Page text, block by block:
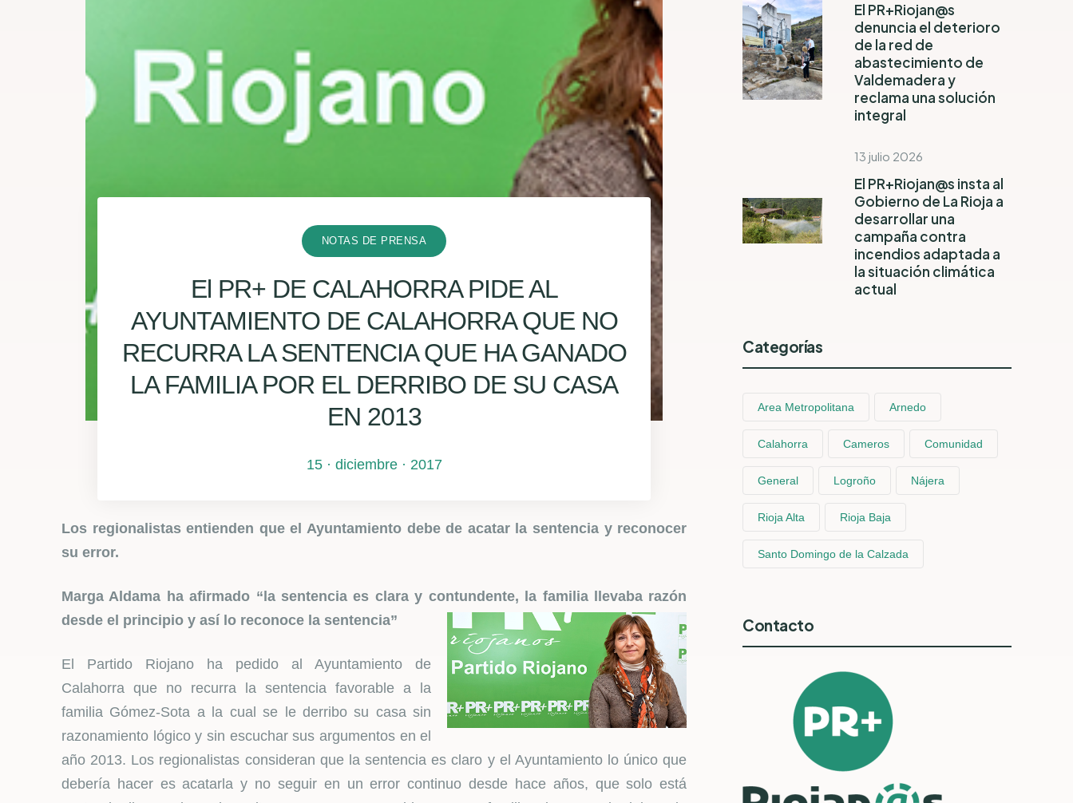
NOTAS DE PRENSA
El PR+ DE CALAHORRA PIDE AL
AYUNTAMIENTO DE CALAHORRA QUE NO
RECURRA LA SENTENCIA QUE HA GANADO
LA FAMILIA POR EL DERRIBO DE SU CASA
EN 2013
15 · diciembre · 2017
Los regionalistas entienden que el Ayuntamiento debe de acatar la sentencia y reconocer
su error.
Marga Aldama ha afirmado “la sentencia es clara y contundente, la familia llevaba razón
desde el principio y así lo reconoce la sentencia”
El Partido Riojano ha pedido al Ayuntamiento de
Calahorra que no recurra la sentencia favorable a la
familia Gómez-Sota a la cual se le derribo su casa sin
razonamiento lógico y sin escuchar sus argumentos en el
año 2013. Los regionalistas consideran que la sentencia es claro y el Ayuntamiento lo único que
debería hacer es acatarla y no seguir en un error continuo desde hace años, que solo está
El PR+Riojan@s
denuncia el deterioro
de la red de
abastecimiento de
Valdemadera y
reclama una solución
integral
13 julio 2026
El PR+Riojan@s insta al
Gobierno de La Rioja a
desarrollar una
campaña contra
incendios adaptada a
la situación climática
actual
Categorías
Area Metropolitana Arnedo
Calahorra Cameros Comunidad
General Logroño Nájera
Rioja Alta Rioja Baja
Santo Domingo de la Calzada
Contacto